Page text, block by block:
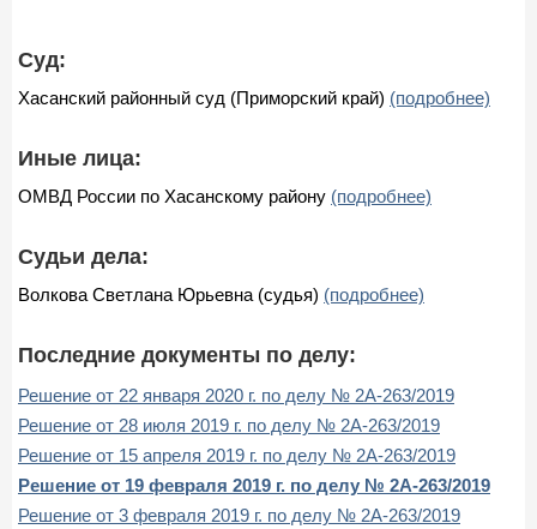
Суд:
Хасанский районный суд (Приморский край) (подробнее)
Иные лица:
ОМВД России по Хасанскому району (подробнее)
Судьи дела:
Волкова Светлана Юрьевна (судья) (подробнее)
Последние документы по делу:
Решение от 22 января 2020 г. по делу № 2А-263/2019
Решение от 28 июля 2019 г. по делу № 2А-263/2019
Решение от 15 апреля 2019 г. по делу № 2А-263/2019
Решение от 19 февраля 2019 г. по делу № 2А-263/2019
Решение от 3 февраля 2019 г. по делу № 2А-263/2019